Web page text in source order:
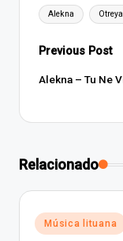
Tags:
Alekna Otreya
Post
Previous Post
Alekna – Tu Ne
Relacionado
Posted
in
Música lituana